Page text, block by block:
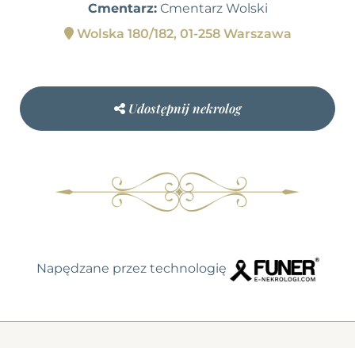
Cmentarz:Cmentarz Wolski
Wolska 180/182, 01-258 Warszawa
Udostępnij nekrolog
Napędzane przez technologię